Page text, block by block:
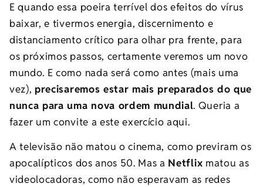
E quando essa poeira terrível dos efeitos do vírus
baixar, e tivermos energia, discernimento e
distanciamento crítico para olhar pra frente, para
os próximos passos, certamente veremos um novo
mundo. E como nada será como antes (mais uma
vez), precisaremos estar mais preparados do que
nunca para uma nova ordem mundial. Queria a
fazer um convite a este exercício aqui.
A televisão não matou o cinema, como previram os
apocalípticos dos anos 50. Mas a Netflix matou as
videolocadoras, como não esperavam as redes